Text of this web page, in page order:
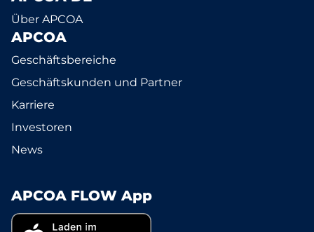
Über APCOA
APCOA
Geschäftsbereiche
Geschäftskunden und Partner
Karriere
Investoren
News
APCOA FLOW App